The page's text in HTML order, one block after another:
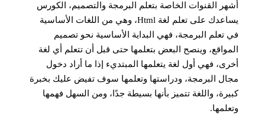
أشهر القنوات الخاصة بتعلم البرمجة والتصميم، الكورس
يساعدك على تعلم لغة Html، وهي من اللغات الأساسية
في تعلم البرمجة، فهي البداية الأساسية نحو تصميم
المواقع، وينصح البعض بتعلمها حتى قبل أن تتعلم أي لغة
أخرى، فهي أول لغة يتعلمها المبتديء إذا ما أراد دخول
مجال البرمجة، ودراستها وتعلمها سوف تفيض عليك بخبرة
كبيرة، واللغة تتميز بأنها بسيطة جدًا، ومن السهل فهمها
وتعلمها.